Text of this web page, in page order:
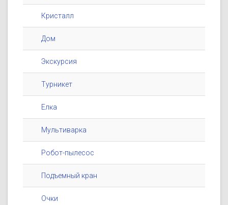
Кристалл
Дом
Экскурсия
Турникет
Елка
Мультиварка
Робот-пылесос
Подъемный кран
Очки